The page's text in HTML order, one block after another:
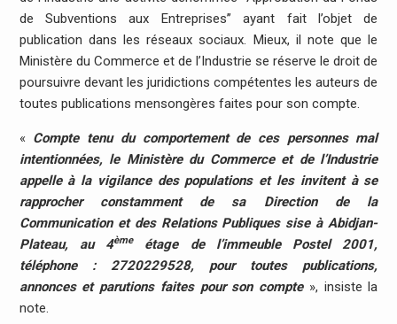
de Subventions aux Entreprises’’ ayant fait l’objet de
publication dans les réseaux sociaux. Mieux, il note que le
Ministère du Commerce et de l’Industrie se réserve le droit de
poursuivre devant les juridictions compétentes les auteurs de
toutes publications mensongères faites pour son compte.
« Compte tenu du comportement de ces personnes mal
intentionnées, le Ministère du Commerce et de l’Industrie
appelle à la vigilance des populations et les invitent à se
rapprocher constamment de sa Direction de la
Communication et des Relations Publiques sise à Abidjan-
Plateau, au 4èmeétage de l’immeuble Postel 2001,
téléphone : 2720229528, pour toutes publications,
annonces et parutions faites pour son compte», insiste la
note.